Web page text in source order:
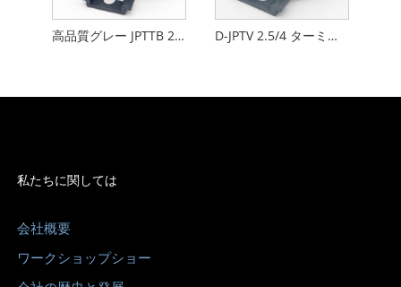
高品質グレー JPTTB 2.5-PV プッシュイン ユニバーサル端子台 CE 認定 D-JPTV 2.5/4 ターミナル ブロック エンド カバー プレート キャップ PA66 抗燃性
私たちに関しては
会社概要
ワークショップショー